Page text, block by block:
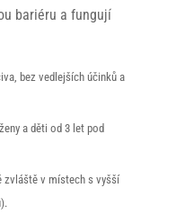
bariéru a fungují
bez vedlejších účinků a
a děti od 3 let pod
zvláště v místech s vyšší